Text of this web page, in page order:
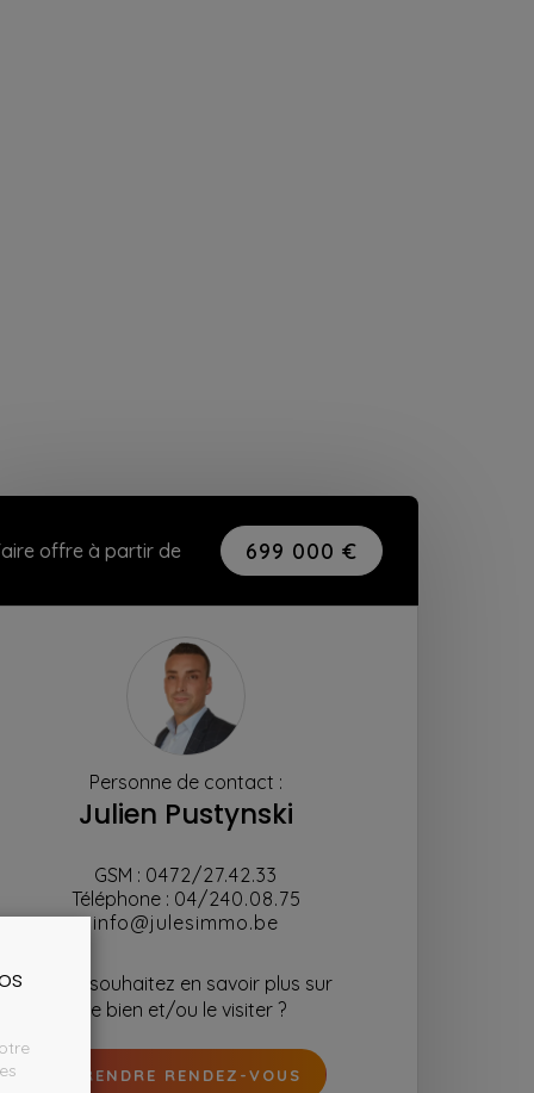
offre à partir de 699 000 €
Personne de contact :
Julien Pustynski
GSM : 0472/27.42.33
Téléphone : 04/240.08.75
info@julesimmo.be
Vous souhaitez en savoir plus sur
le bien et/ou le visiter ?
PRENDRE RENDEZ-VOUS